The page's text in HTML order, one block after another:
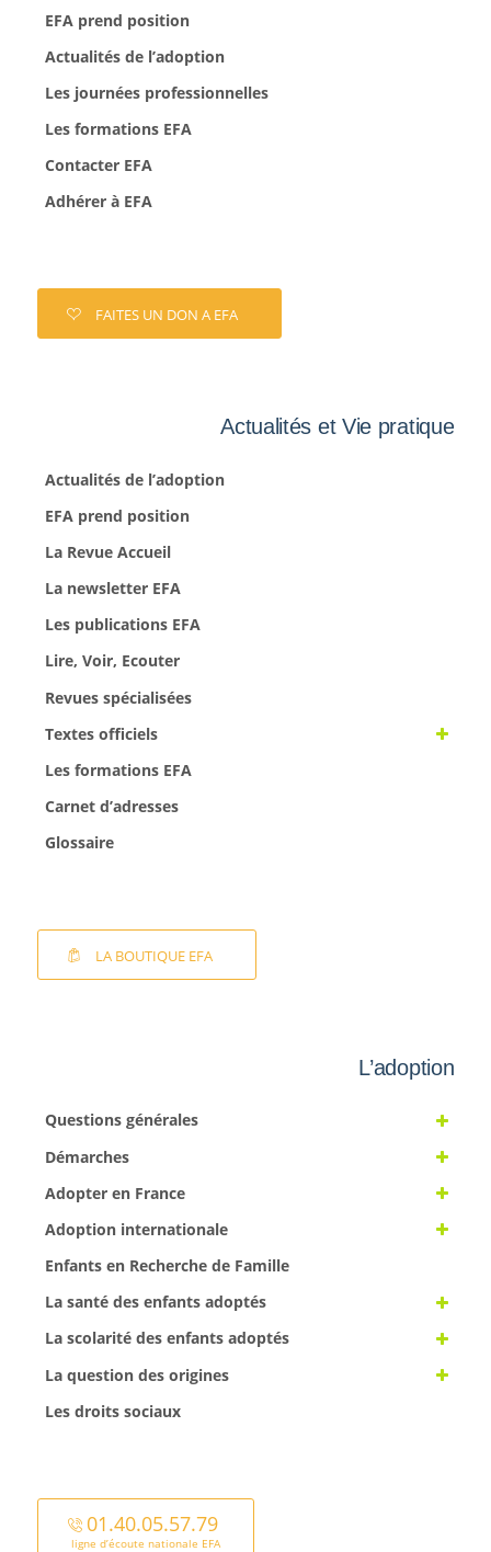
EFA prend position
Actualités de l’adoption
Les journées professionnelles
Les formations EFA
Contacter EFA
Adhérer à EFA
FAITES UN DON A EFA
Actualités et Vie pratique
Actualités de l’adoption
EFA prend position
La Revue Accueil
La newsletter EFA
Les publications EFA
Lire, Voir, Ecouter
Revues spécialisées
Textes officiels
Les formations EFA
Carnet d’adresses
Glossaire
LA BOUTIQUE EFA
L’adoption
Questions générales
Démarches
Adopter en France
Adoption internationale
Enfants en Recherche de Famille
La santé des enfants adoptés
La scolarité des enfants adoptés
La question des origines
Les droits sociaux
01.40.05.57.79
ligne d’écoute nationale EFA